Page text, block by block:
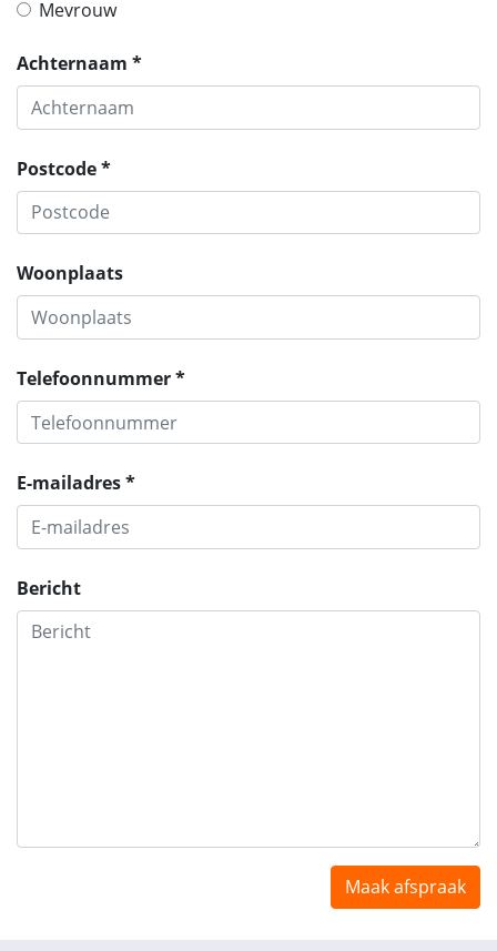
Mevrouw
Achternaam *
Postcode *
Woonplaats
Telefoonnummer *
E-mailadres *
Bericht
Maak afspraak